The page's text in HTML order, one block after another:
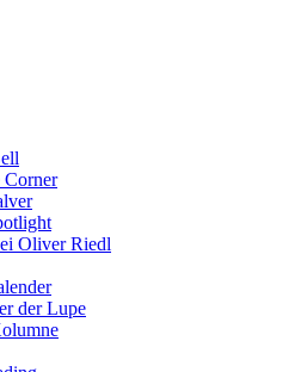
Corner
Oliver Riedl
der Lupe